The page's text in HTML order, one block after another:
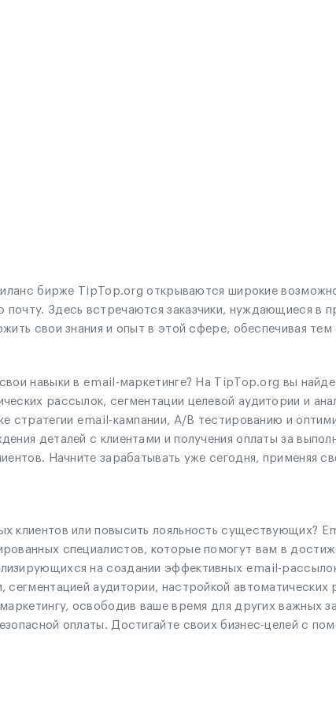
бирже TipTop.org открываются широкие
Здесь встречаются заказчики, нуждающиеся в
свои знания и опыт в этой сфере, обеспечивая
навыки в email-маркетинге? На TipTop.org вы
рассылок, сегментации целевой аудитории и
стратегии email-кампании, A/B тестированию и
деталей с клиентами и получения оплаты за
Начните зарабатывать уже сегодня, применяя
клиентов или повысить лояльность существующих?
специалистов, которые помогут вам в
на создании эффективных email-
сегментацией аудитории, настройкой
освободив ваше время для других важных
оплаты. Достигайте своих бизнес-целей с